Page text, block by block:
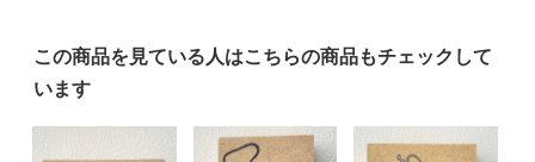
この商品を見ている人はこちらの商品もチェックして
います